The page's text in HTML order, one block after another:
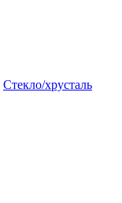
Стекло/хрусталь